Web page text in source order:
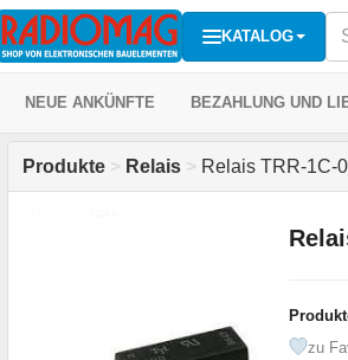
KATALOG
NEUE ANKÜNFTE BEZAHLUNG UND
Produkte > Relais > Relais TRR-1C-
zu